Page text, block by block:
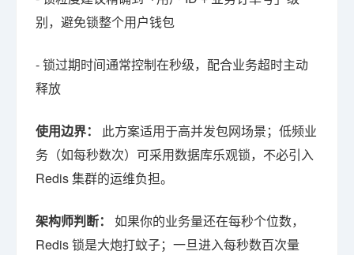
别，避免锁整个用户钱包
- 锁过期时间通常控制在秒级，配合业务超时主动
释放
使用边界：
此方案适用于高并发包网场景；低频业
务（如每秒数次）可采用数据库乐观锁，不必引入
Redis 集群的运维负担。
架构师判断：
如果你的业务量还在每秒个位数，
Redis 锁是大炮打蚊子；一旦进入每秒数百次量